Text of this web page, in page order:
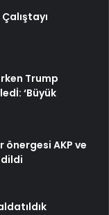
Trump
‘Büyük
önergesi AKP ve